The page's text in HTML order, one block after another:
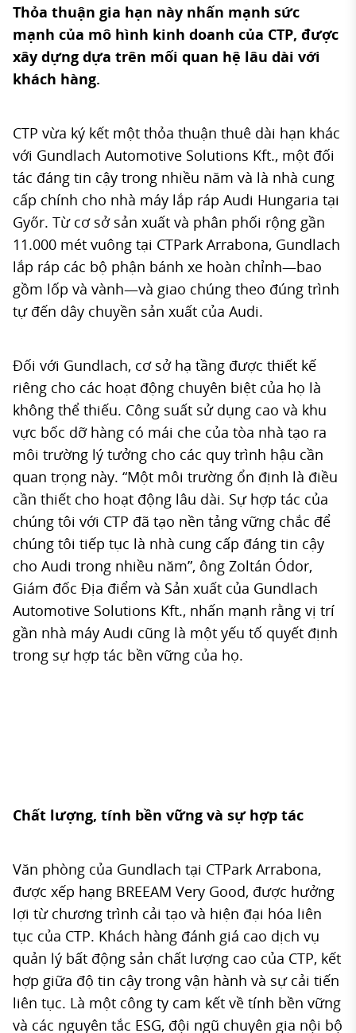
Thỏa thuận gia hạn này nhấn mạnh sức
mạnh của mô hình kinh doanh của CTP, được
xây dựng dựa trên mối quan hệ lâu dài với
khách hàng.
CTP vừa ký kết một thỏa thuận thuê dài hạn khác
với Gundlach Automotive Solutions Kft., một đối
tác đáng tin cậy trong nhiều năm và là nhà cung
cấp chính cho nhà máy lắp ráp Audi Hungaria tại
Győr. Từ cơ sở sản xuất và phân phối rộng gần
11.000 mét vuông tại CTPark Arrabona, Gundlach
lắp ráp các bộ phận bánh xe hoàn chỉnh—bao
gồm lốp và vành—và giao chúng theo đúng trình
tự đến dây chuyền sản xuất của Audi.
Đối với Gundlach, cơ sở hạ tầng được thiết kế
riêng cho các hoạt động chuyên biệt của họ là
không thể thiếu. Công suất sử dụng cao và khu
vực bốc dỡ hàng có mái che của tòa nhà tạo ra
môi trường lý tưởng cho các quy trình hậu cần
quan trọng này. “Một môi trường ổn định là điều
cần thiết cho hoạt động lâu dài. Sự hợp tác của
chúng tôi với CTP đã tạo nền tảng vững chắc để
chúng tôi tiếp tục là nhà cung cấp đáng tin cậy
cho Audi trong nhiều năm”, ông Zoltán Ódor,
Giám đốc Địa điểm và Sản xuất của Gundlach
Automotive Solutions Kft., nhấn mạnh rằng vị trí
gần nhà máy Audi cũng là một yếu tố quyết định
trong sự hợp tác bền vững của họ.
Chất lượng, tính bền vững và sự hợp tác
Văn phòng của Gundlach tại CTPark Arrabona,
được xếp hạng BREEAM Very Good, được hưởng
lợi từ chương trình cải tạo và hiện đại hóa liên
tục của CTP. Khách hàng đánh giá cao dịch vụ
quản lý bất động sản chất lượng cao của CTP, kết
hợp giữa độ tin cậy trong vận hành và sự cải tiến
liên tục. Là một công ty cam kết về tính bền vững
và các nguyên tắc ESG, đội ngũ chuyên gia nội bộ